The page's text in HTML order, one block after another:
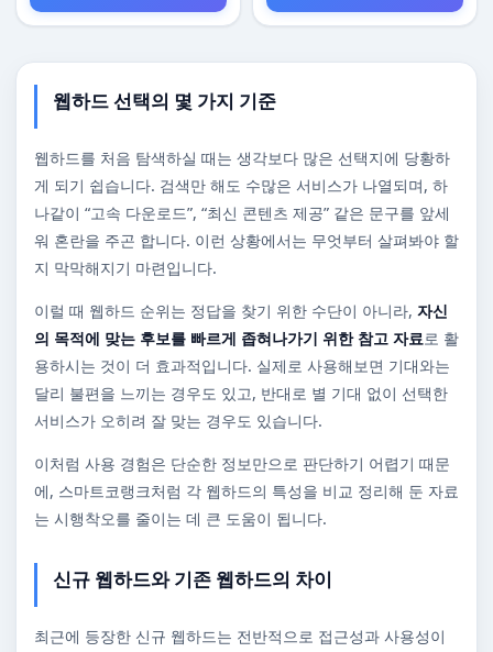
웹하드 선택의 몇 가지 기준
웹하드를 처음 탐색하실 때는 생각보다 많은 선택지에 당황하
게 되기 쉽습니다. 검색만 해도 수많은 서비스가 나열되며, 하
나같이 “고속 다운로드”, “최신 콘텐츠 제공” 같은 문구를 앞세
워 혼란을 주곤 합니다. 이런 상황에서는 무엇부터 살펴봐야 할
지 막막해지기 마련입니다.
이럴 때 웹하드 순위는 정답을 찾기 위한 수단이 아니라, 자신
의 목적에 맞는 후보를 빠르게 좁혀나가기 위한 참고 자료로 활
용하시는 것이 더 효과적입니다. 실제로 사용해보면 기대와는
달리 불편을 느끼는 경우도 있고, 반대로 별 기대 없이 선택한
서비스가 오히려 잘 맞는 경우도 있습니다.
이처럼 사용 경험은 단순한 정보만으로 판단하기 어렵기 때문
에, 스마트코랭크처럼 각 웹하드의 특성을 비교 정리해 둔 자료
는 시행착오를 줄이는 데 큰 도움이 됩니다.
신규 웹하드와 기존 웹하드의 차이
최근에 등장한 신규 웹하드는 전반적으로 접근성과 사용성이